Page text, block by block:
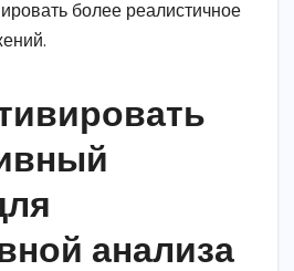
более реалистичное
анализа